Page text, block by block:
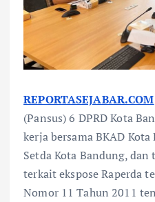
REPORTASEJABAR.COM
(Pansus) 6 DPRD Kota
kerja bersama BKAD
Setda Kota Bandung,
terkait ekspose Raperda
Nomor 11 Tahun 2011